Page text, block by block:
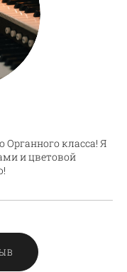
Органного класса! Я
и цветовой